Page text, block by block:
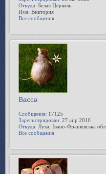
Откуда: Белая Церковь
Имя: Виктория
Все сообщения
Bacca
Сообщения: 17125
Зарегистрирован: 27 апр 2016
Откуда: Лука, Івано-Франківська обл.
Все сообщения